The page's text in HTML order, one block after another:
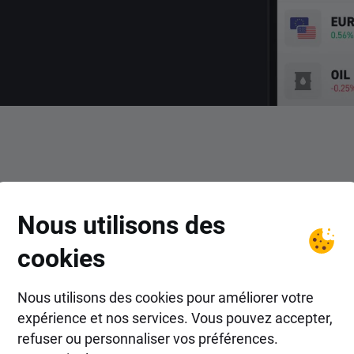
trader le CFD STC avec
Nous utilisons des
cookies
Nous utilisons des cookies pour améliorer votre
expérience et nos services. Vous pouvez accepter,
refuser ou personnaliser vos préférences.